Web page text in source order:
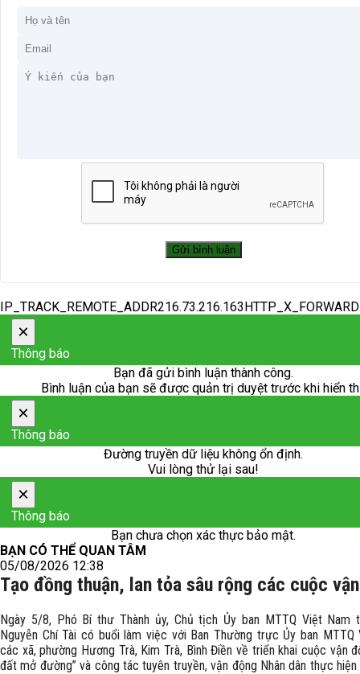
×
Thông báo
Bạn đã gửi bình luận thành công.
Bình luận của bạn sẽ được quản trị duyệt trước khi hiển
×
Thông báo
Đường truyền dữ liệu không ổn định.
Vui lòng thử lại sau!
×
Thông báo
Bạn chưa chọn xác thực bảo mật.
BẠN CÓ THỂ QUAN TÂM
05/08/2026 12:38
Tạo đồng thuận, lan tỏa sâu rộng các cuộc
Ngày 5/8, Phó Bí thư Thành ủy, Chủ tịch Ủy ban MTTQ Việt Nam
Nguyễn Chí Tài có buổi làm việc với Ban Thường trực Ủy ban MTTQ
các xã, phường Hương Trà, Kim Trà, Bình Điền về triển khai cuộc vận
đất mở đường” và công tác tuyên truyền, vận động Nhân dân thực